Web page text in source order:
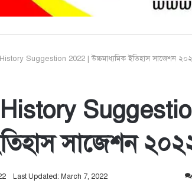
Suggestion 2022 | উচ্চমাধ্যমিক ইতিহাস সাজেশন
সাজেশন
Last Updated: March 7, 2022